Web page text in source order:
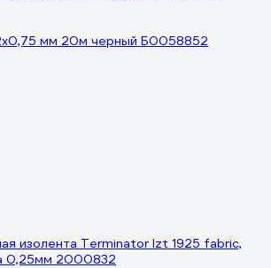
мм 20м черный Б0058852
изолента Terminator Izt 1925 fabric,
0,25мм 2000832